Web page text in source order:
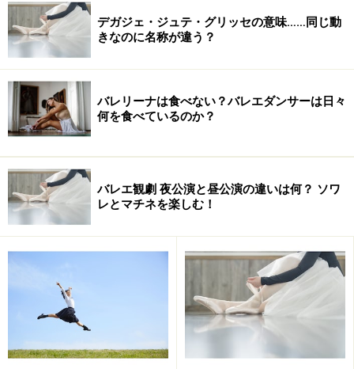
腕のポジションは、チケッティ・メソッドが多く使われてい
このポジションから説明すると、後の2番、4番が理解し
やすいので、まずは5番から。皆さんが聞いているポジ
ションのアン・バ、アン・ナヴァン、アン・オーは全て
う方が多いと思います。アン・バは5番のアン・バ。ア
ン・ナヴァンは5番のアン・ナヴァン、アン・オーは5番
のアン・オーです。
・5番のアン・バ
デガジェ・ジュテ・グリッセの意味……同じ動
きなのに名称が違う？
バレリーナは食べない？バレエダンサーは日々
何を食べているのか？
バレエ観劇 夜公演と昼公演の違いは何？ ソワ
レとマチネを楽しむ！